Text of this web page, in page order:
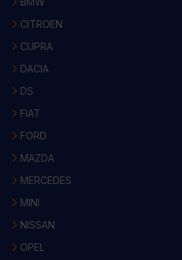
CITROEN
CUPRA
DACIA
DS
FIAT
FORD
MAZDA
MERCEDES
MINI
NISSAN
OPEL